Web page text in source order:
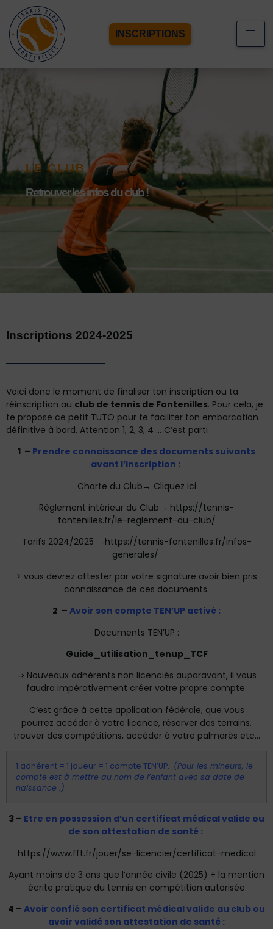
INSCRIPTIONS
LE CLUB
Retrouver les infos du club !
Inscriptions 2024-2025
Voici donc le moment de finaliser ton inscription ou ta
réinscription au club de tennis de Fontenilles. Pour cela, je
te propose ce petit TUTO pour te faciliter ton embarcation
définitive à bord. Attention 1, 2, 3, 4 … C’est parti :
1 – Prendre connaissance des documents suivants
avant l’inscription :
Charte du Club→ Cliquez ici
Règlement intérieur du Club→ https://tennis-
fontenilles.fr/le-reglement-du-club/
Tarifs 2024/2025 → https://tennis-fontenilles.fr/infos-
generales/
> vous devrez attester par votre signature avoir bien pris
connaissance de ces documents.
2 – Avoir son compte TEN’UP activé :
Documents TEN’UP :
Guide_utilisation_tenup_TCF
⇒ Nouveaux adhérents non licenciés auparavant, il vous
faudra impérativement créer votre propre compte.
C’est grâce à cette application fédérale, que vous
pourrez accéder à votre licence, réserver des terrains,
trouver des compétitions, accéder à votre palmarès etc…
1 adhérent = 1 joueur = 1 compte TEN’UP. (Pour les mineurs, le
compte est à mettre au nom de l’enfant avec sa date de
naissance .)
3 – Etre en possession d’un certificat médical valide ou
de son attestation de santé :
https://www.fft.fr/jouer/se-licencier/certificat-medical
Ayant moins de 3 ans que l’année civile (2025) + la mention
écrite pratique du tennis en compétition autorisée
4 – Avoir confié son certificat médical valide au club ou
avoir validé son attestation de santé :